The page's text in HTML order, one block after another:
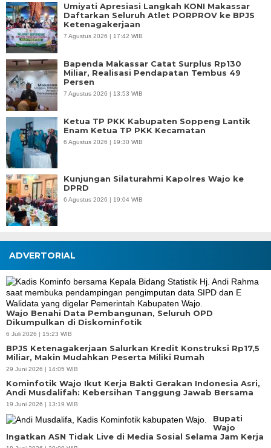
Umiyati Apresiasi Langkah KONI Makassar
Daftarkan Seluruh Atlet PORPROV ke BPJS
Ketenagakerjaan
7 Agustus 2026 | 17:42 WIB
Bapenda Makassar Catat Surplus Rp130
Miliar, Realisasi Pendapatan Tembus 49
Persen
7 Agustus 2026 | 13:53 WIB
Ketua TP PKK Kabupaten Soppeng Lantik
Enam Ketua TP PKK Kecamatan
6 Agustus 2026 | 19:30 WIB
Kunjungan Silaturahmi Kapolres Wajo ke
DPRD
6 Agustus 2026 | 19:04 WIB
ADVERTORIAL
Wajo Benahi Data Pembangunan, Seluruh OPD
Dikumpulkan di Diskominfotik
6 Juli 2026 | 15:23 WIB
BPJS Ketenagakerjaan Salurkan Kredit Konstruksi Rp17,5
Miliar, Makin Mudahkan Peserta Miliki Rumah
29 Juni 2026 | 14:05 WIB
Kominfotik Wajo Ikut Kerja Bakti Gerakan Indonesia Asri,
Andi Musdalifah: Kebersihan Tanggung Jawab Bersama
19 Juni 2026 | 13:19 WIB
Bupati
Wajo
Ingatkan ASN Tidak Live di Media Sosial Selama Jam Kerja